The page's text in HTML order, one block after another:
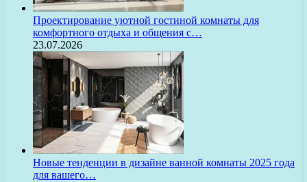
Проектирование уютной гостиной комнаты для
комфортного отдыха и общения с…
23.07.2026
Новые тенденции в дизайне ванной комнаты 2025 года
для вашего…